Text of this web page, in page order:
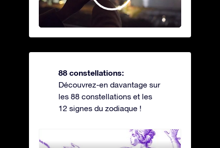
88 constellations:
Découvrez-en davantage sur
les 88 constellations et les
12 signes du zodiaque !
Andromeda - Andromède